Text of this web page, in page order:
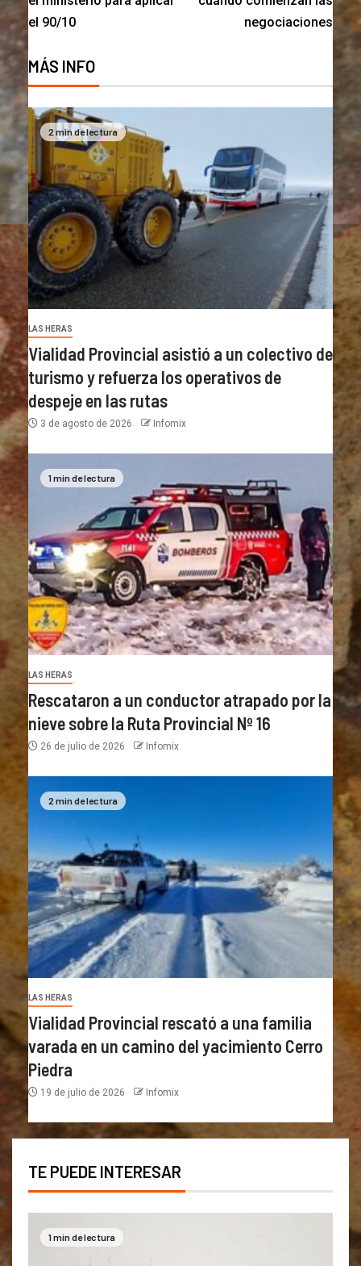
el 90/10
negociaciones
MÁS INFO
2 min de lectura
LAS HERAS
Vialidad Provincial asistió a un colectivo de
turismo y refuerza los operativos de
despeje en las rutas
3 de agosto de 2026 Infomix
1 min de lectura
LAS HERAS
Rescataron a un conductor atrapado por la
nieve sobre la Ruta Provincial Nº 16
26 de julio de 2026 Infomix
2 min de lectura
LAS HERAS
Vialidad Provincial rescató a una familia
varada en un camino del yacimiento Cerro
Piedra
19 de julio de 2026 Infomix
TE PUEDE INTERESAR
1 min de lectura